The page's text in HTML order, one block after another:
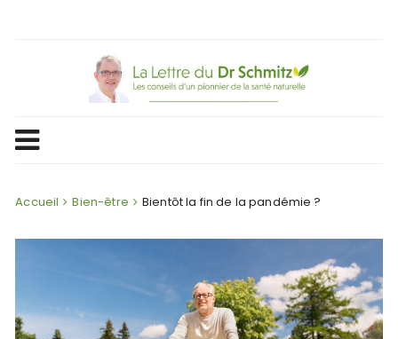
Accueil Bien-être Bientôt la fin de la pandémie ?